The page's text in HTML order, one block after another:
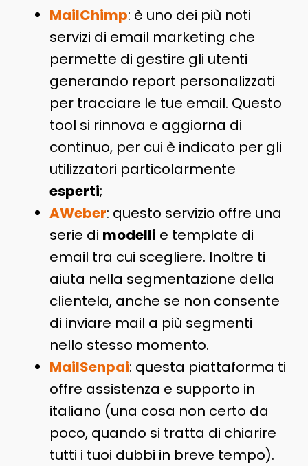
MailChimp: è uno dei più noti
servizi di email marketing che
permette di gestire gli utenti
generando report personalizzati
per tracciare le tue email. Questo
tool si rinnova e aggiorna di
continuo, per cui è indicato per gli
utilizzatori particolarmente
esperti;
AWeber: questo servizio offre una
serie di modelli e template di
email tra cui scegliere. Inoltre ti
aiuta nella segmentazione della
clientela, anche se non consente
di inviare mail a più segmenti
nello stesso momento.
MailSenpai: questa piattaforma ti
offre assistenza e supporto in
italiano (una cosa non certo da
poco, quando si tratta di chiarire
tutti i tuoi dubbi in breve tempo).